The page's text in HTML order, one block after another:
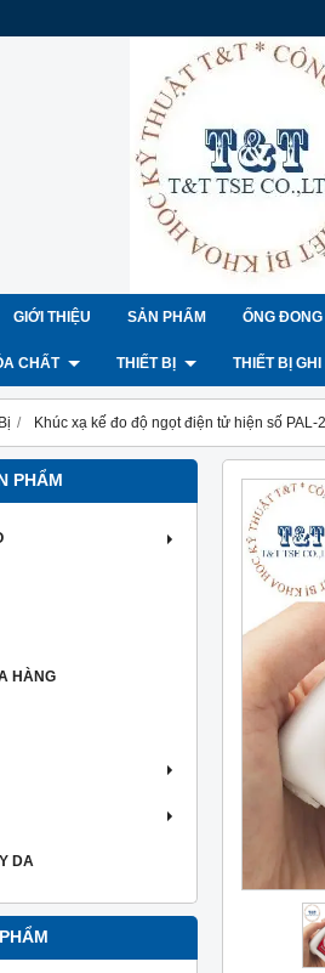
GIỚI THIỆU SẢN PHẨM ỐNG
CHẤT THIẾT BỊ THIẾT BỊ
Khúc xạ kế đo độ ngọt điện tử hiện số PAL-
PHẨM
HÀNG
DA